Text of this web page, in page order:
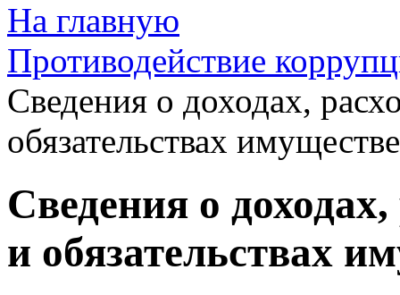
На главную
Противодействие
Сведения о доходах,
обязательствах
Сведения о
и обязательствах